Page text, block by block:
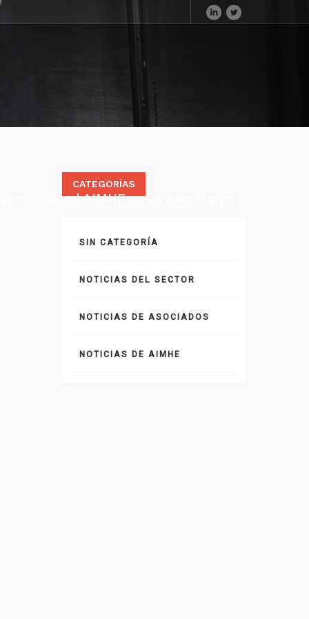
Canal AIMHE
CATEGORÍAS
SIN CATEGORÍA
NOTICIAS DEL SECTOR
NOTICIAS DE ASOCIADOS
NOTICIAS DE AIMHE